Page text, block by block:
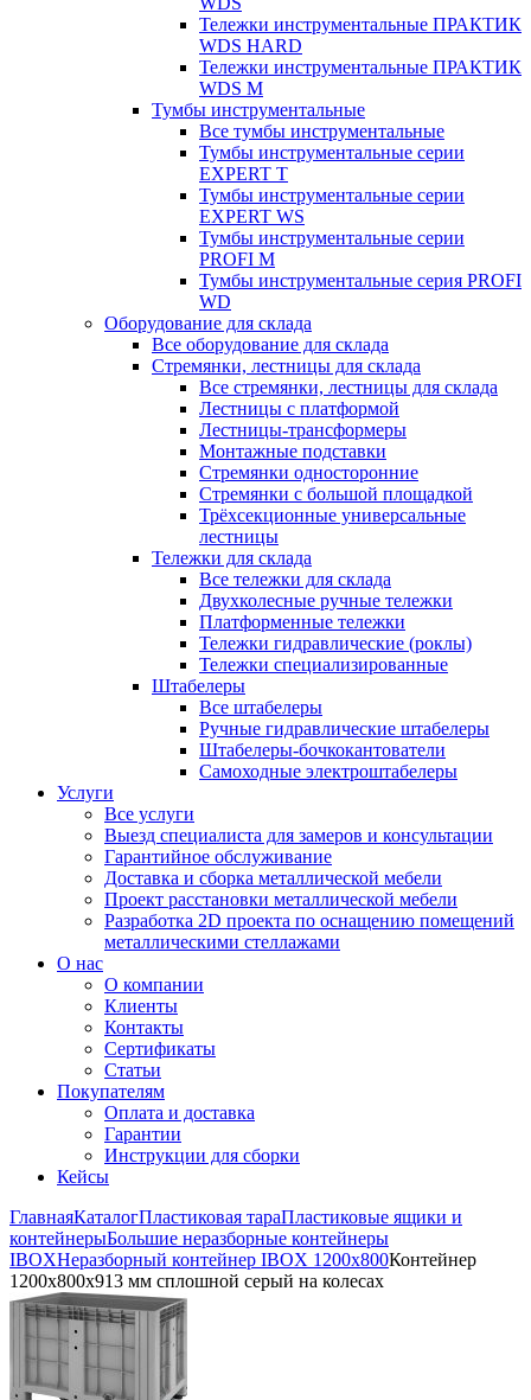
Тележки инструментальные ПРАКТИК
WDS HARD
Тележки инструментальные ПРАКТИК
WDS M
Тумбы инструментальные
Все тумбы инструментальные
Тумбы инструментальные серии
EXPERT T
Тумбы инструментальные серии
EXPERT WS
Тумбы инструментальные серии
PROFI M
Тумбы инструментальные серия PROFI
WD
Оборудование для склада
Все оборудование для склада
Стремянки, лестницы для склада
Все стремянки, лестницы для склада
Лестницы с платформой
Лестницы-трансформеры
Монтажные подставки
Стремянки односторонние
Стремянки с большой площадкой
Трёхсекционные универсальные
лестницы
Тележки для склада
Все тележки для склада
Двухколесные ручные тележки
Платформенные тележки
Тележки гидравлические (роклы)
Тележки специализированные
Штабелеры
Все штабелеры
Ручные гидравлические штабелеры
Штабелеры-бочкокантователи
Самоходные электроштабелеры
Услуги
Все услуги
Выезд специалиста для замеров и консультации
Гарантийное обслуживание
Доставка и сборка металлической мебели
Проект расстановки металлической мебели
Разработка 2D проекта по оснащению помещений
металлическими стеллажами
О нас
О компании
Клиенты
Контакты
Сертификаты
Статьи
Покупателям
Оплата и доставка
Гарантии
Инструкции для сборки
Кейсы
ГлавнаяКаталогПластиковая тараПластиковые ящики и
контейнерыБольшие неразборные контейнеры
IBOXНеразборный контейнер IBOX 1200х800Контейнер
1200х800х913 мм сплошной серый на колесах